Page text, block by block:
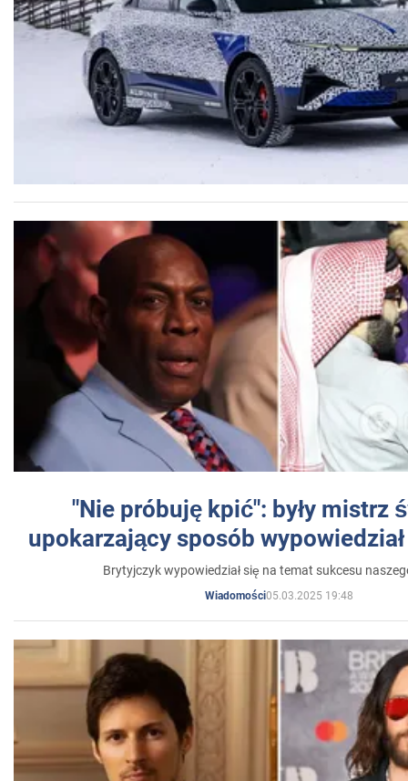
"Nie próbuję kpić": były mistrz
upokarzający sposób
Brytyjczyk wypowiedział się na temat sukcesu
Wiadomości05.03.2025 19:48